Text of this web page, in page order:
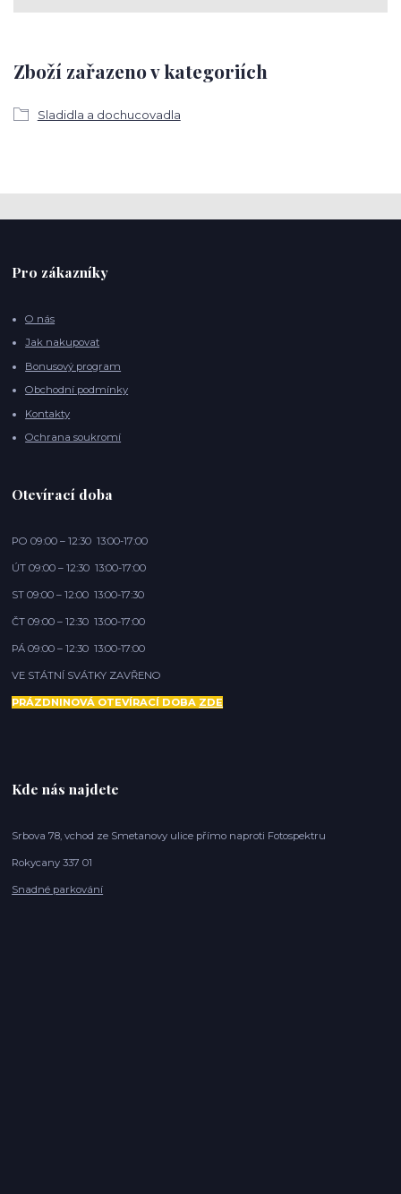
Zboží zařazeno v kategoriích
Sladidla a dochucovadla
Pro zákazníky
O nás
Jak nakupovat
Bonusový program
Obchodní podmínky
Kontakty
Ochrana soukromí
Otevírací doba
PO 09:00 – 12:30 13:00-17:00
ÚT 09:00 – 12:30 13:00-17:00
ST 09:00 – 12:00 13:00-17:30
ČT 09:00 – 12:30 13:00-17:00
PÁ 09:00 – 12:30 13:00-17:00
VE STÁTNÍ SVÁTKY ZAVŘENO
PRÁZDNINOVÁ OTEVÍRACÍ DOBA ZDE
Kde nás najdete
Srbova 78, vchod ze Smetanovy ulice přímo naproti Fotospektru
Rokycany 337 01
Snadné parkování